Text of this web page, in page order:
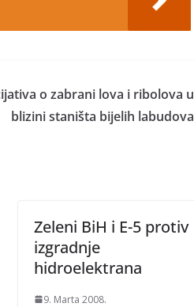
o zabrani lova i ribolova u
blizini staništa bijelih labudova
Zeleni BiH i E-5 protiv
izgradnje
hidroelektrana
9. Marta 2008.